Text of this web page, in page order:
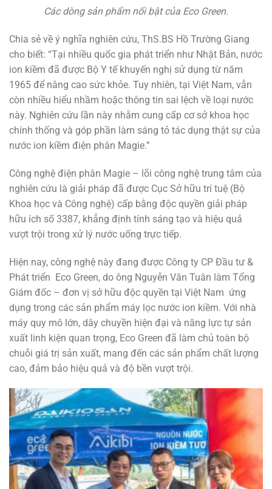
Các dòng sản phẩm nổi bật của Eco Green.
Chia sẻ về ý nghĩa nghiên cứu, ThS.BS Hồ Trường Giang
cho biết: “Tại nhiều quốc gia phát triển như Nhật Bản, nước
ion kiềm đã được Bộ Y tế khuyến nghị sử dụng từ năm
1965 để nâng cao sức khỏe. Tuy nhiên, tại Việt Nam, vẫn
còn nhiều hiểu nhầm hoặc thông tin sai lệch về loại nước
này. Nghiên cứu lần này nhằm cung cấp cơ sở khoa học
chính thống và góp phần làm sáng tỏ tác dụng thật sự của
nước ion kiềm điện phân Magie.”
Công nghệ điện phân Magie – lõi công nghệ trung tâm của
nghiên cứu là giải pháp đã được Cục Sở hữu trí tuệ (Bộ
Khoa học và Công nghệ) cấp bằng độc quyền giải pháp
hữu ích số 3387, khẳng định tính sáng tạo và hiệu quả
vượt trội trong xử lý nước uống trực tiếp.
Hiện nay, công nghệ này đang được Công ty CP Đầu tư &
Phát triển Eco Green, do ông Nguyễn Văn Tuân làm Tổng
Giám đốc – đơn vị sở hữu độc quyền tại Việt Nam ứng
dụng trong các sản phẩm máy lọc nước ion kiềm. Với nhà
máy quy mô lớn, dây chuyền hiện đại và năng lực tự sản
xuất linh kiện quan trọng, Eco Green đã làm chủ toàn bộ
chuỗi giá trị sản xuất, mang đến các sản phẩm chất lượng
cao, đảm bảo hiệu quả và độ bền vượt trội.